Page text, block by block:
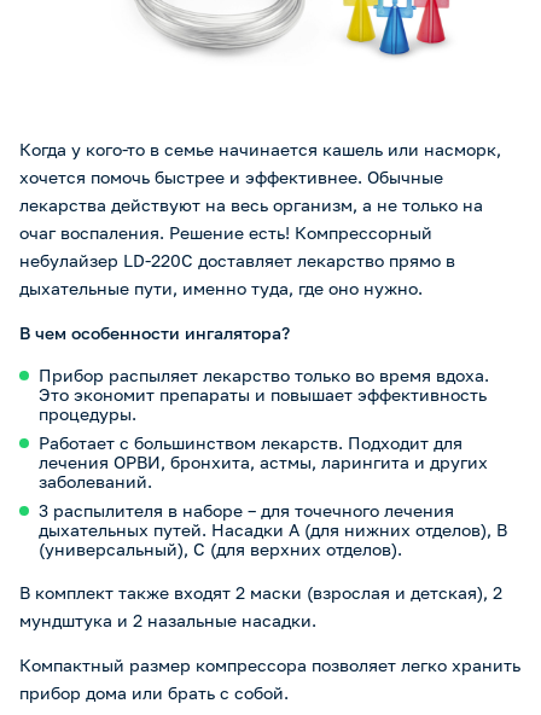
Когда у кого-то в семье начинается кашель или насморк,
хочется помочь быстрее и эффективнее. Обычные
лекарства действуют на весь организм, а не только на
очаг воспаления. Решение есть! Компрессорный
небулайзер LD-220C доставляет лекарство прямо в
дыхательные пути, именно туда, где оно нужно.
В чем особенности ингалятора?
Прибор распыляет лекарство только во время вдоха.
Это экономит препараты и повышает эффективность
процедуры.
Работает с большинством лекарств. Подходит для
лечения ОРВИ, бронхита, астмы, ларингита и других
заболеваний.
3 распылителя в наборе – для точечного лечения
дыхательных путей. Насадки А (для нижних отделов), В
(универсальный), С (для верхних отделов).
В комплект также входят 2 маски (взрослая и детская), 2
мундштука и 2 назальные насадки.
Компактный размер компрессора позволяет легко хранить
прибор дома или брать с собой.